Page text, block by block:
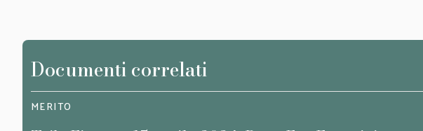
Documenti correlati
MERITO